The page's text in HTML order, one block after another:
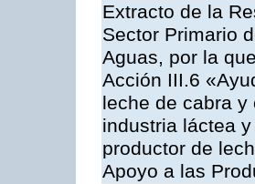
Extracto de la
Sector Primario
Aguas, por la
Acción III.6
leche de cabra
industria láctea
productor de
Apoyo a las